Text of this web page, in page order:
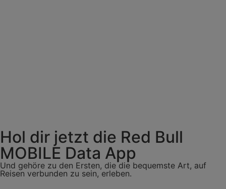
Hol dir jetzt die Red Bull
MOBILE Data App
Und gehöre zu den Ersten, die die bequemste Art, auf
Reisen verbunden zu sein, erleben.